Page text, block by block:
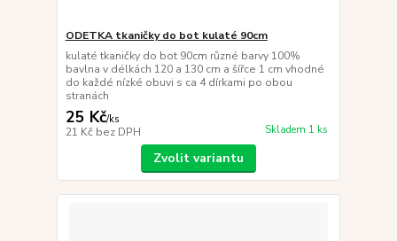
ODETKA tkaničky do bot kulaté 90cm
kulaté tkaničky do bot 90cm různé barvy 100%
bavlna v délkách 120 a 130 cm a šířce 1 cm vhodné
do každé nízké obuvi s ca 4 dírkami po obou
stranách
25 Kč/ks
21 Kč bez DPH Skladem 1 ks
Zvolit variantu